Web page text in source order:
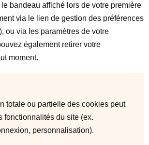
bandeau affiché lors de votre première
via le lien de gestion des préférences
ou via les paramètres de votre
également retirer votre
moment.
totale ou partielle des cookies peut
fonctionnalités du site (ex.
personnalisation).